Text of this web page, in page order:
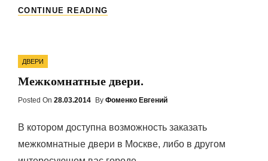
CONTINUE READING
«ВКУСНЫМ»
Categories
ДВЕРИ
Межкомнатные двери.
Posted On Posted
28.03.2014 By Фоменко Евгений
В котором доступна возможность заказать
межкомнатные двери в Москве, либо в другом